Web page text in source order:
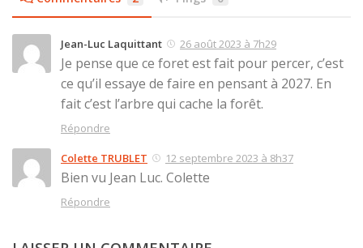
Jean-Luc Laquittant 26 août 2023 à 7h29
Je pense que ce foret est fait pour percer, c’est
ce qu’il essaye de faire en pensant à 2027. En
fait c’est l’arbre qui cache la forêt.
Répondre
Colette TRUBLET 12 septembre 2023 à 8h37
Bien vu Jean Luc. Colette
Répondre